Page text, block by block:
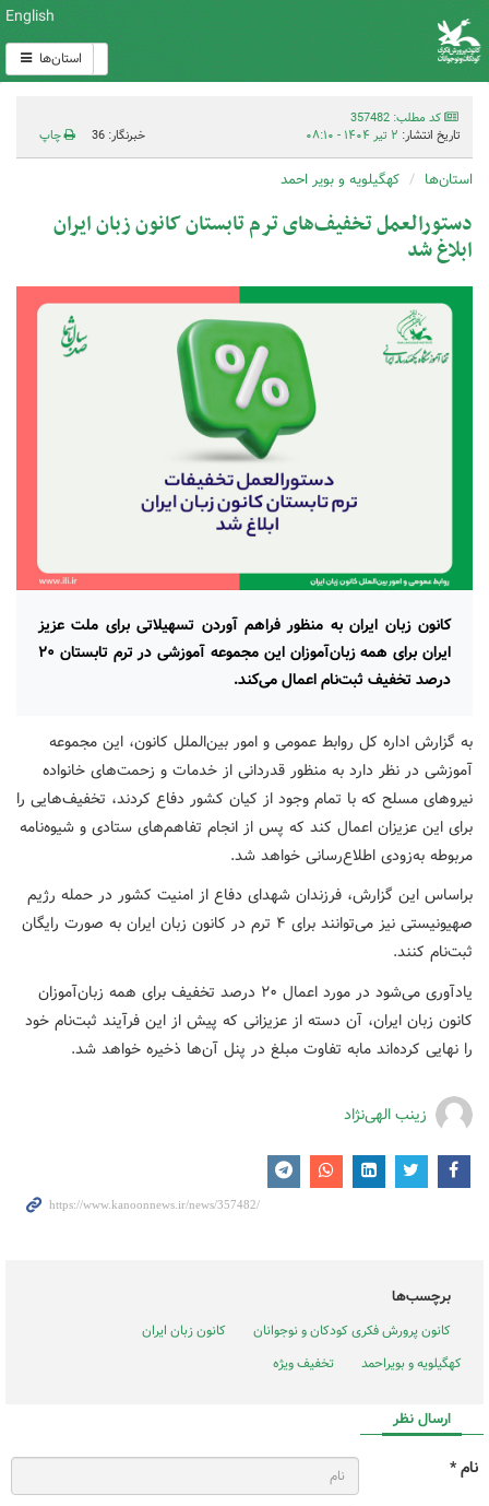
English
استان‌ها
کد مطلب: 357482
تاریخ انتشار: ۲ تیر ۱۴۰۴ - ۰۸:۱۰ خبرنگار: 36 چاپ
استان‌ها کهگیلویه و بویر احمد
دستورالعمل تخفیف‌های ترم تابستان کانون زبان ایران
ابلاغ شد
کانون زبان ایران به منظور فراهم آوردن تسهیلاتی برای ملت عزیز
ایران برای همه زبان‌آموزان این مجموعه آموزشی در ترم تابستان ۲۰
درصد تخفیف ثبت‌نام اعمال می‌کند.
به گزارش اداره کل روابط عمومی و امور بین‌الملل کانون، این مجموعه
آموزشی در نظر دارد به منظور قدردانی از خدمات و زحمت‌های خانواده
نیروهای مسلح که با تمام وجود از کیان کشور دفاع کردند، تخفیف‌هایی را
برای این عزیزان اعمال کند که پس از انجام تفاهم‌های ستادی و شیوه‌نامه
مربوطه به‌زودی اطلاع‌رسانی خواهد شد.
براساس این گزارش، فرزندان شهدای دفاع از امنیت کشور در حمله رژیم
صهیونیستی نیز می‌توانند برای ۴ ترم در کانون زبان ایران به صورت رایگان
ثبت‌نام کنند.
یادآوری می‌شود در مورد اعمال ۲۰ درصد تخفیف برای همه زبان‌آموزان
کانون زبان ایران، آن دسته از عزیزانی که پیش از این فرآیند ثبت‌نام خود
را نهایی کرده‌اند مابه تفاوت مبلغ در پنل آن‌ها ذخیره خواهد شد.
زینب الهی‌نژاد
برچسب‌ها
کانون پرورش فکری کودکان و نوجوانان
کانون زبان ایران
کهگیلویه و بویراحمد
تخفیف ویژه
ارسال نظر
نام *